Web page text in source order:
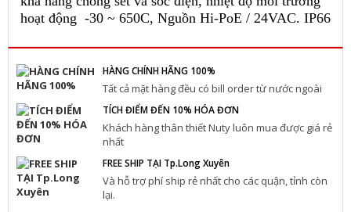
hoạt động -30 ~ 650C, Nguồn Hi-PoE / 24VAC. IP66
HÀNG CHÍNH HÃNG 100%
Tất cả mặt hàng đều có bill order từ nước ngoài
TÍCH ĐIỂM ĐẾN 10% HÓA ĐƠN
Khách hàng thân thiết Nuty luôn mua được giá rẻ
nhất
FREE SHIP TẠI Tp.Long Xuyên
Và hỗ trợ phí ship rẻ nhất cho các quận, tỉnh còn
lại.